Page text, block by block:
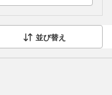
並び替え